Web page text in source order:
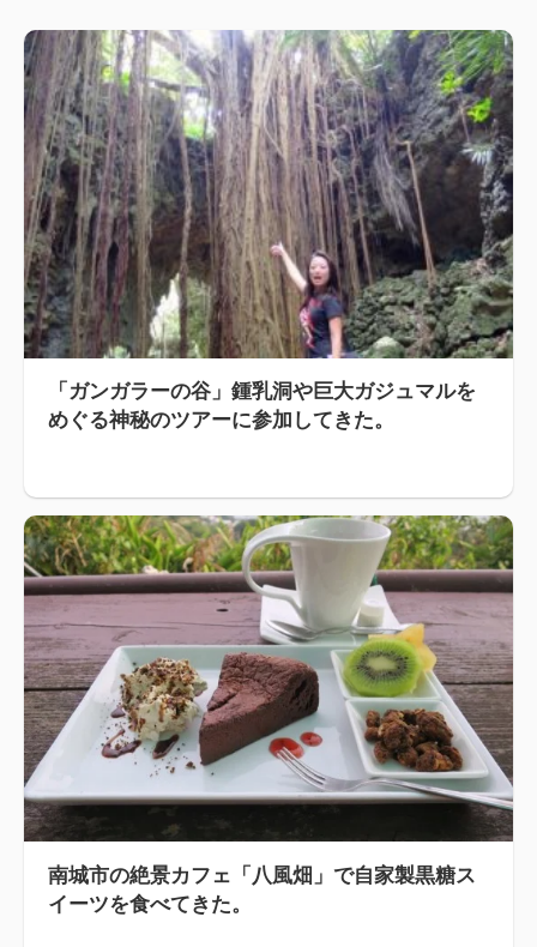
「ガンガラーの谷」鍾乳洞や巨大ガジュマルを
めぐる神秘のツアーに参加してきた。
南城市の絶景カフェ「八風畑」で自家製黒糖ス
イーツを食べてきた。